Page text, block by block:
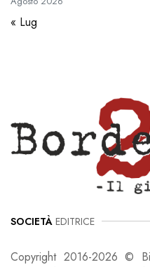
« Lug
SOCIETÀ EDITRICE
Copyright 2016-2026 ©